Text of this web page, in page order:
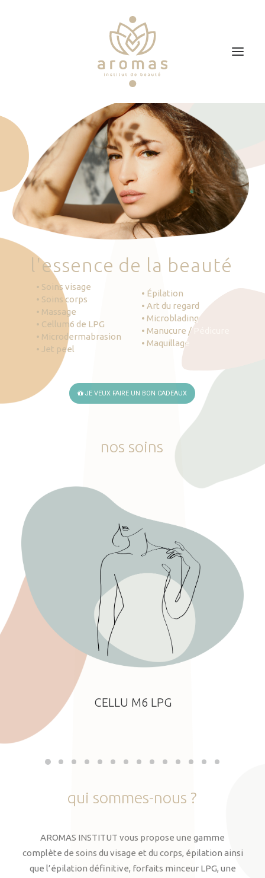
Soins
Je veux faire un bon cadeau
Plan d’accès
Prendre RDV
'essence de la beauté
• Soins visage
• Soins corps
• Massage
• Cellum6 de LPG
• Microdermabrasion
• Jet peel
• Épilation
• Art du regard
• Microblading
• Manucure / Pédicure
• Maquillage
JE VEUX FAIRE UN BON CADEAUX
nos soins
CELLU M6 LPG
qui sommes-nous ?
AROMAS INSTITUT vous propose une gamme
complète de soins du visage et du corps, épilation ainsi
que l’épilation définitive, forfaits minceur LPG, une